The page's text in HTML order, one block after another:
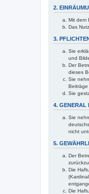
2.
Mit dem
Das
3.
Sie
und
Der
dieses
Sie
Beiträge
Sie
4. GENERAL
Sie
nicht
5.
Der
Die
Die